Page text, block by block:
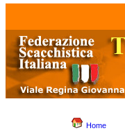
Home